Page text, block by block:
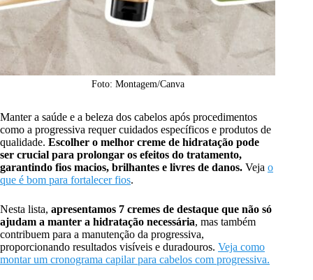
Foto: Montagem/Canva
Manter a saúde e a beleza dos cabelos após procedimentos
como a progressiva requer cuidados específicos e produtos de
qualidade. Escolher o melhor creme de hidratação pode
ser crucial para prolongar os efeitos do tratamento,
garantindo fios macios, brilhantes e livres de danos. Veja o
que é bom para fortalecer fios.
Nesta lista, apresentamos 7 cremes de destaque que não só
ajudam a manter a hidratação necessária, mas também
contribuem para a manutenção da progressiva,
proporcionando resultados visíveis e duradouros. Veja como
montar um cronograma capilar para cabelos com progressiva.